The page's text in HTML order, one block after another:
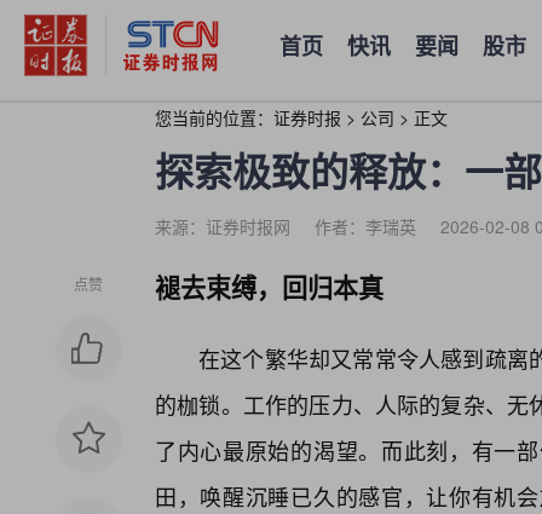
首页 快讯 要闻 股市
您当前的位置： 证券时报 > 公司 > 正文
探索极致的释放：一
来源：证券时报网 作者：李瑞英 2026-02-08
点赞 褪去束缚，回归本真
在这个繁华却又常常令人感到疏离
的枷锁。工作的压力、人际的复杂、
了内心最原始的渴望。而此刻，有一
田，唤醒沉睡已久的感官，让你有机